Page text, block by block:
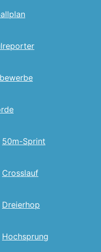
50m-Sprint
Crosslauf
Dreierhop
Hochsprung